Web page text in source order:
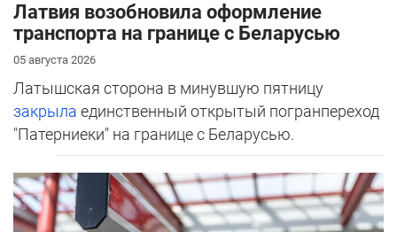
Латвия возобновила оформление
транспорта на границе с Беларусью
05 августа 2026
Латышская сторона в минувшую пятницу
закрыла единственный открытый погранпереход
"Патерниеки" на границе с Беларусью.